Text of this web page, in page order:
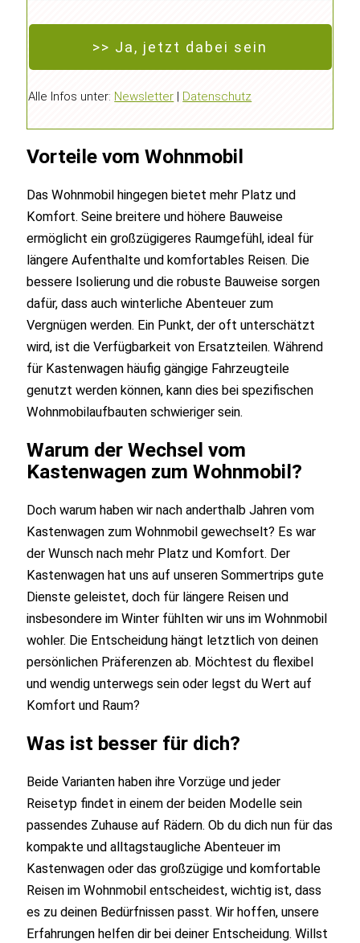
>> Ja, jetzt dabei sein
Alle Infos unter: Newsletter | Datenschutz
Vorteile vom Wohnmobil
Das Wohnmobil hingegen bietet mehr Platz und
Komfort. Seine breitere und höhere Bauweise
ermöglicht ein großzügigeres Raumgefühl, ideal für
längere Aufenthalte und komfortables Reisen. Die
bessere Isolierung und die robuste Bauweise sorgen
dafür, dass auch winterliche Abenteuer zum
Vergnügen werden. Ein Punkt, der oft unterschätzt
wird, ist die Verfügbarkeit von Ersatzteilen. Während
für Kastenwagen häufig gängige Fahrzeugteile
genutzt werden können, kann dies bei spezifischen
Wohnmobilaufbauten schwieriger sein.
Warum der Wechsel vom
Kastenwagen zum Wohnmobil?
Doch warum haben wir nach anderthalb Jahren vom
Kastenwagen zum Wohnmobil gewechselt? Es war
der Wunsch nach mehr Platz und Komfort. Der
Kastenwagen hat uns auf unseren Sommertrips gute
Dienste geleistet, doch für längere Reisen und
insbesondere im Winter fühlten wir uns im Wohnmobil
wohler. Die Entscheidung hängt letztlich von deinen
persönlichen Präferenzen ab. Möchtest du flexibel
und wendig unterwegs sein oder legst du Wert auf
Komfort und Raum?
Was ist besser für dich?
Beide Varianten haben ihre Vorzüge und jeder
Reisetyp findet in einem der beiden Modelle sein
passendes Zuhause auf Rädern. Ob du dich nun für das
kompakte und alltagstaugliche Abenteuer im
Kastenwagen oder das großzügige und komfortable
Reisen im Wohnmobil entscheidest, wichtig ist, dass
es zu deinen Bedürfnissen passt. Wir hoffen, unsere
Erfahrungen helfen dir bei deiner Entscheidung. Willst